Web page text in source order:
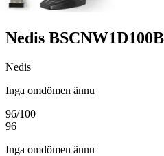
Nedis
Nedis
Inga omdömen ännu
96/100
96
Inga omdömen ännu